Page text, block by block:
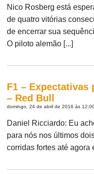
Nico Rosberg está
de quatro vitórias
de encerrar sua
O piloto alemão [...]
F1 – Expectativas
– Red Bull
domingo, 24 de abril de 2016 às
Daniel Ricciardo: Eu
para nós nos últimos
corridas fortes até agora